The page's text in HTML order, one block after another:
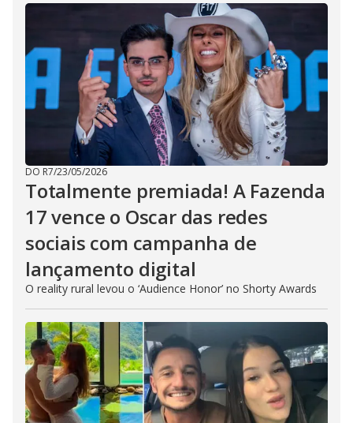
DO R7/23/05/2026
Totalmente premiada! A Fazenda
17 vence o Oscar das redes
sociais com campanha de
lançamento digital
O reality rural levou o ‘Audience Honor’ no Shorty Awards